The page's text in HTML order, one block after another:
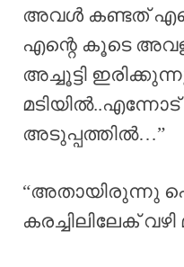
അവൾ കണ്ടത്
എന്റെ കൂടെ
അച്ചൂട്ടി
അടുപ്പത്തിൽ…”
“അതായിരുന്നു
കരച്ചിലിലേക് വഴി